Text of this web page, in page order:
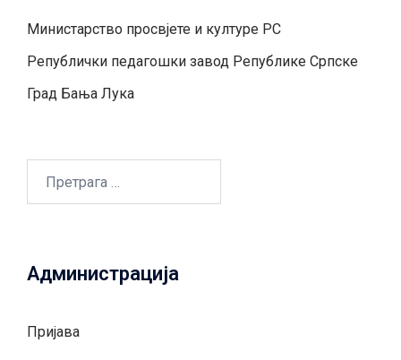
Министарство просвјете и културе РС
Републички педагошки завод Републике Српске
Град Бањa Лукa
Администрација
Пријава